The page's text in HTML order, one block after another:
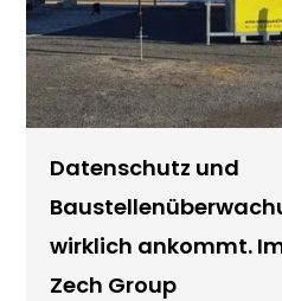
Datenschutz und
wirklich ankommt.
Zech Group